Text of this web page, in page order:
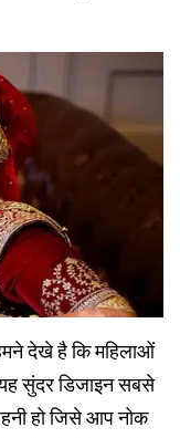
देखे है कि महिलाओं
सुंदर डिजाइन सबसे
हो जिसे आप नोक